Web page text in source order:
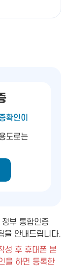
확인이
도로는
부 통합인증
을 안내드립니다.
성 후 휴대폰 본
을 하면 등록한